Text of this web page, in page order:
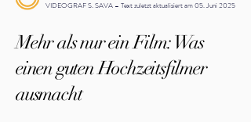
VIDEOGRAF S. SAVA – Text zuletzt aktualisiert am 05. Juni 2025
Mehr als nur ein Film: Was
einen guten Hochzeitsfilmer
ausmacht